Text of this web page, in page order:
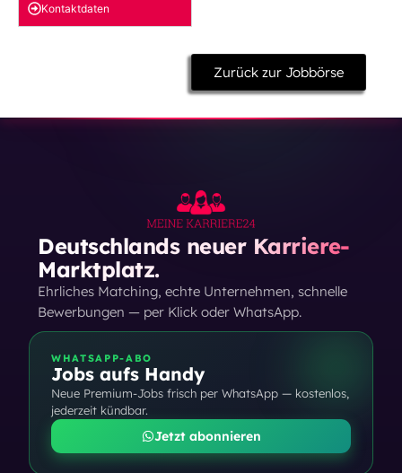
Kontakt­daten
Zurück zur Jobbörse
Deutschlands neuer Karriere-
Marktplatz.
Ehrliches Matching, echte Unternehmen, schnelle
Bewerbungen — per Klick oder WhatsApp.
WHATSAPP-ABO
Jobs aufs Handy
Neue Premium-Jobs frisch per WhatsApp — kostenlos,
jederzeit kündbar.
Jetzt abonnieren